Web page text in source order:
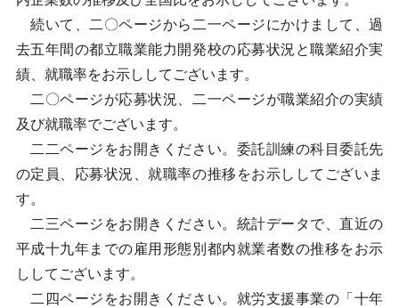
続いて、二〇ページから二一ページにかけまして、過
去五年間の都立職業能力開発校の応募状況と職業紹介実
績、就職率をお示ししてございます。
二〇ページが応募状況、二一ページが職業紹介の実績
及び就職率でございます。
二二ページをお開きください。委託訓練の科目委託先
の定員、応募状況、就職率の推移をお示ししてございま
す。
二三ページをお開きください。統計データで、直近の
平成十九年までの雇用形態別都内就業者数の推移をお示
ししてございます。
二四ページをお開きください。就労支援事業の「十年